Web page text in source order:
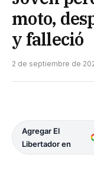
moto,
y falleció
2 de septiembre de
Agregar El
Libertador en